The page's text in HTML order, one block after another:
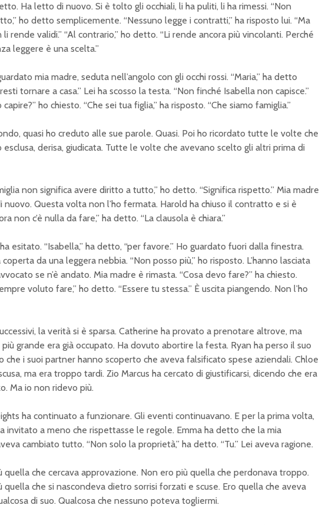
Ha letto di nuovo. Si è tolto gli occhiali, li ha puliti, li ha rimessi. “Non
ho detto semplicemente. “Nessuno legge i contratti,” ha risposto lui. “Ma
rende validi.” “Al contrario,” ho detto. “Li rende ancora più vincolanti. Perché
leggere è una scelta.”
mia madre, seduta nell’angolo con gli occhi rossi. “Maria,” ha detto
tornare a casa.” Lei ha scosso la testa. “Non finché Isabella non capisce.”
capire?” ho chiesto. “Che sei tua figlia,” ha risposto. “Che siamo famiglia.”
quasi ho creduto alle sue parole. Quasi. Poi ho ricordato tutte le volte che
esclusa, derisa, giudicata. Tutte le volte che avevano scelto gli altri prima di
non significa avere diritto a tutto,” ho detto. “Significa rispetto.” Mia madre
nuovo. Questa volta non l’ho fermata. Harold ha chiuso il contratto e si è
non c’è nulla da fare,” ha detto. “La clausola è chiara.”
esitato. “Isabella,” ha detto, “per favore.” Ho guardato fuori dalla finestra.
da una leggera nebbia. “Non posso più,” ho risposto. L’hanno lasciata
se n’è andato. Mia madre è rimasta. “Cosa devo fare?” ha chiesto.
voluto fare,” ho detto. “Essere tu stessa.” È uscita piangendo. Non l’ho
la verità si è sparsa. Catherine ha provato a prenotare altrove, ma
grande era già occupato. Ha dovuto abortire la festa. Ryan ha perso il suo
che i suoi partner hanno scoperto che aveva falsificato spese aziendali. Chloe
ma era troppo tardi. Zio Marcus ha cercato di giustificarsi, dicendo che era
Ma io non ridevo più.
ha continuato a funzionare. Gli eventi continuavano. E per la prima volta,
invitato a meno che rispettasse le regole. Emma ha detto che la mia
cambiato tutto. “Non solo la proprietà,” ha detto. “Tu.” Lei aveva ragione.
quella che cercava approvazione. Non ero più quella che perdonava troppo.
quella che si nascondeva dietro sorrisi forzati e scuse. Ero quella che aveva
di suo. Qualcosa che nessuno poteva togliermi.